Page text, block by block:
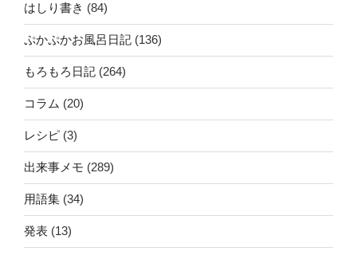
はしり書き (84)
ぷかぷかお風呂日記 (136)
もろもろ日記 (264)
コラム (20)
レシピ (3)
出来事メモ (289)
用語集 (34)
発表 (13)